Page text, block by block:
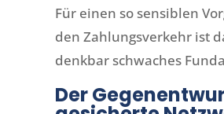
Für einen so sensiblen
den Zahlungsverkehr ist
denkbar schwaches
Der